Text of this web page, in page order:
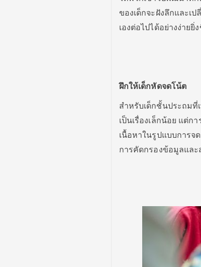
ของเด็กจะฝังลึกและเ
เองต่อไปได้อย่างง่ายยิ่
ฝึกให้เด็กหัดจดโน้ต
สำหรับเด็กชั้นประถมที่
เป็นเรื่องเล็กน้อย แต่ก
เนื้อหาในรูปแบบการจ
การคัดกรองข้อมูลและ